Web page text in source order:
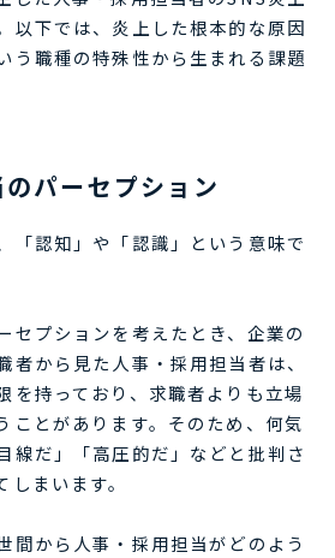
以下では、炎上した根本的な原因
う職種の特殊性から生まれる課題
パーセプション
「認知」や「認識」という意味で
セプションを考えたとき、企業の
者から見た人事・採用担当者は、
を持っており、求職者よりも立場
ことがあります。そのため、何気
線だ」「高圧的だ」などと批判さ
まいます。
間から人事・採用担当がどのよう